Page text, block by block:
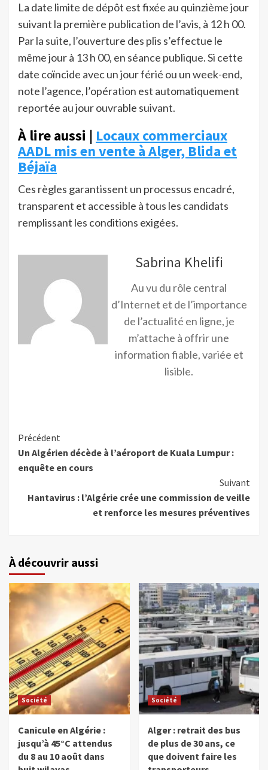
La date limite de dépôt est fixée au quinzième jour
suivant la première publication de l’avis, à 12 h 00.
Par la suite, l’ouverture des plis s’effectue le
même jour à 13 h 00, en séance publique. Si cette
date coïncide avec un jour férié ou un week-end,
note l’agence, l’opération est automatiquement
reportée au jour ouvrable suivant.
À lire aussi | Locaux commerciaux
AADL mis en vente à Alger, Blida et
Béjaïa
Ces règles garantissent un processus encadré,
transparent et accessible à tous les candidats
remplissant les conditions exigées.
Sabrina Khelifi
Au vu du rôle central
d’Internet et de l’importance
de l’actualité en ligne, je
m’attache à offrir une
information fiable, variée et
lisible.
Précédent
Un Algérien décède à l’aéroport de Kuala Lumpur :
enquête en cours
Suivant
Hantavirus : l’Algérie crée une commission de veille
et renforce les mesures préventives
À découvrir aussi
Société
Canicule en Algérie :
jusqu’à 45°C attendus
du 8 au 10 août dans
Société
Alger : retrait des bus
de plus de 30 ans, ce
que doivent faire les